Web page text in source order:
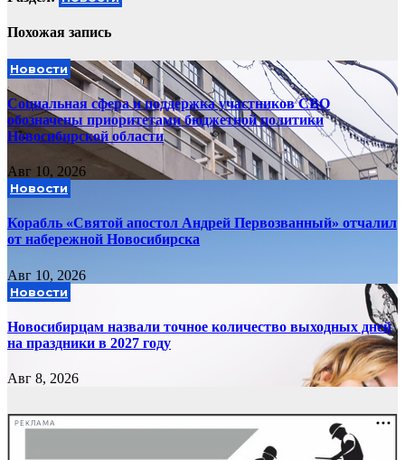
Похожая запись
Новости
Социальная сфера и поддержка участников СВО
обозначены приоритетами бюджетной политики
Новосибирской области
Авг 10, 2026
Новости
Корабль «Святой апостол Андрей Первозванный» отчалил
от набережной Новосибирска
Авг 10, 2026
Новости
Новосибирцам назвали точное количество выходных дней
на праздники в 2027 году
Авг 8, 2026
РЕКЛАМА